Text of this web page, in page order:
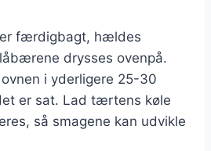
færdigbagt, hældes
drysses ovenpå.
i yderligere 25-30
er sat. Lad tærtens køle
så smagene kan udvikle